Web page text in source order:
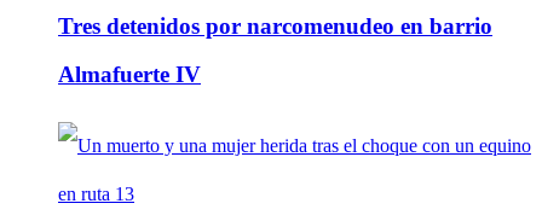
Tres detenidos por narcomenudeo en barrio
Almafuerte IV